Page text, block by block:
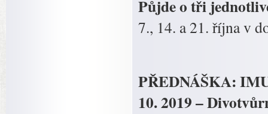
Půjde o tři
7., 14. a 21. října v
PŘEDNÁŠKA:
10. 2019 –